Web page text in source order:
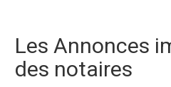
Les Annonces
des notaires